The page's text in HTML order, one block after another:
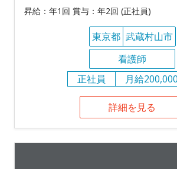
昇給：年1回 賞与：年2回 (正社員)
東京都 武蔵村山市
看護師
正社員
月給
詳細を見る